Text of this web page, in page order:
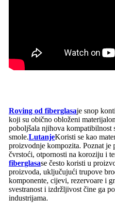
Roving od fiberglasaje snop
koji su obično obloženi
poboljšala njihova kompatibilnost
smole.LutanjeKoristi se kao
proizvodnje kompozita. Poznat je
čvrstoći, otpornosti na koroziju i
fiberglasase često koristi u
proizvoda, uključujući trupove
komponente, cijevi, rezervoare i
svestranost i izdržljivost čine ga
industrijama.